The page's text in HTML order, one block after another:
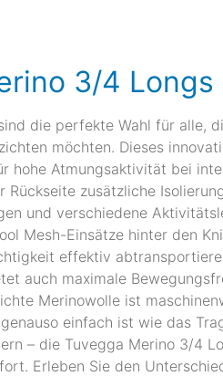
3/4 Longs
die perfekte Wahl für alle,
möchten. Dieses
hohe Atmungsaktivität bei
zusätzliche
und verschiedene
Mesh-Einsätze hinter den
effektiv
auch maximale
Merinowolle ist
einfach ist wie das
– die Tuvegga Merino 3/4
Erleben Sie den